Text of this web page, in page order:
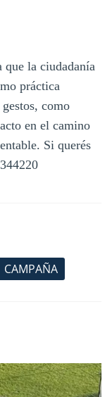
que la ciudadanía
práctica
como
en el camino
Si querés
CAMPAÑA